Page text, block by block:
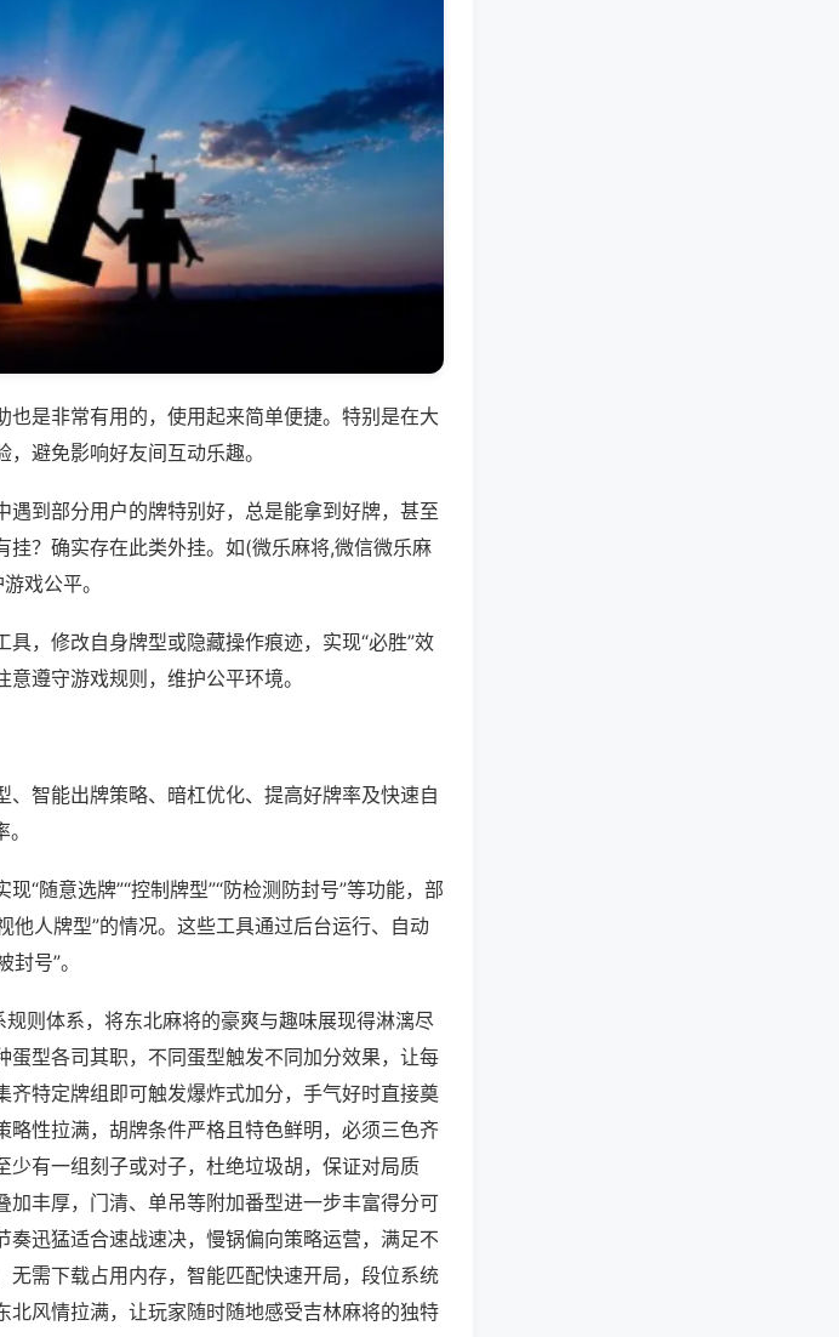
是非常有用的，使用起来简单便捷。特别是在大
避免影响好友间互动乐趣。
到部分用户的牌特别好，总是能拿到好牌，甚至
？确实存在此类外挂。如(微乐麻将,微信微乐麻
戏公平。
，修改自身牌型或隐藏操作痕迹，实现“必胜”效
遵守游戏规则，维护公平环境。
智能出牌策略、暗杠优化、提高好牌率及快速自
“随意选牌”“控制牌型”“防检测防封号”等功能，部
他人牌型”的情况。这些工具通过后台运行、自动
号”。
则体系，将东北麻将的豪爽与趣味展现得淋漓尽
型各司其职，不同蛋型触发不同加分效果，让每
特定牌组即可触发爆炸式加分，手气好时直接奠
性拉满，胡牌条件严格且特色鲜明，必须三色齐
有一组刻子或对子，杜绝垃圾胡，保证对局质
丰厚，门清、单吊等附加番型进一步丰富得分可
迅猛适合速战速决，慢锅偏向策略运营，满足不
需下载占用内存，智能匹配快速开局，段位系统
风情拉满，让玩家随时随地感受吉林麻将的独特